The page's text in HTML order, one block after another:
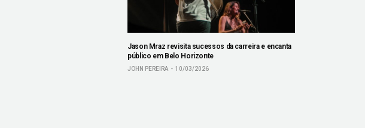
Jason Mraz revisita sucessos da carreira e encanta
público em Belo Horizonte
JOHN PEREIRA 10/03/2026